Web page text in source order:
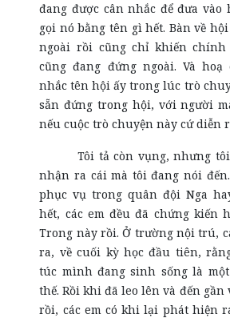
đang được cân nhắc để đưa vào
gọi nó bằng tên gì hết. Bàn về
ngoài rồi cũng chỉ khiến chính
cũng đang đứng ngoài. Và
nhắc tên hội ấy trong lúc trò
sẵn đứng trong hội, với người
nếu cuộc trò chuyện này cứ diễn
Tôi tả còn vụng, nhưng
nhận ra cái mà tôi đang nói
phục vụ trong quân đội Nga
hết, các em đều đã chứng kiến
Trong này rồi. Ở trường nội trú,
ra, về cuối kỳ học đầu tiên,
túc mình đang sinh sống là
thế. Rồi khi đã leo lên và đến
rồi, các em có khi lại phát hiện